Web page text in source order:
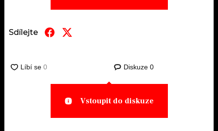
Sdílejte
Diskuze 0
Vstoupit do diskuze